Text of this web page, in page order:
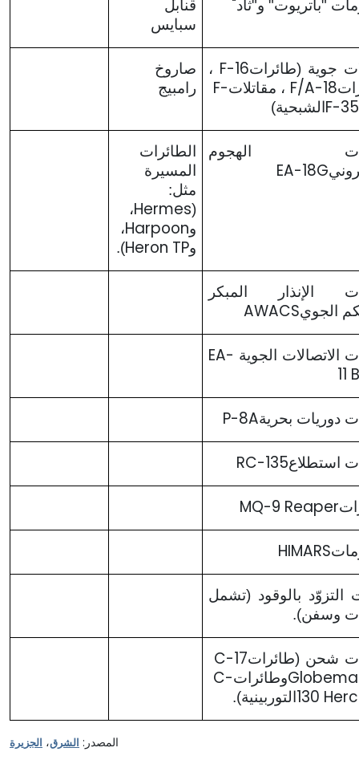
"باتريوت" و"ثاد"
قنابل
سبايس
جوية (طائراتF-16 ،
F/A-18 ، مقاتلاتF-
F- الشبحية)
صاروخ
رامبيج
الهجوم
EA-18G
الطائرات
المسيرة
مثل:
(
Hermes،
وHarpoon،
وHeron TP
).
الإنذار المبكر
الجويAWACS
الاتصالات الجوية EA-
11
دوريات بحريةP-8A
استطلاعRC-135
MQ-9 Reaper
HIMARS
التزوّد بالوقود (تشمل
وسفن).
شحن (طائراتC-17
وطائراتC-
130 التوربينية).
المصدر: الشرق، الجزيرة